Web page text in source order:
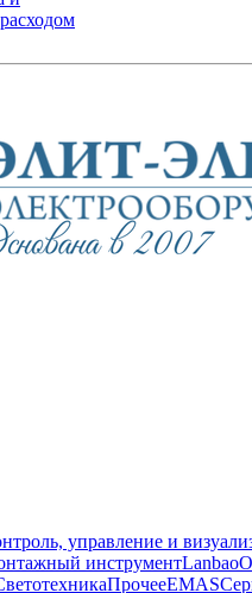
управление и
инструментLanbao
ПрочееEMAS